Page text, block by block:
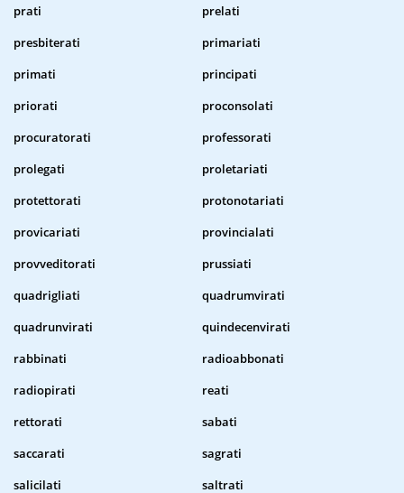
prati
prelati
presbiterati
primariati
primati
principati
priorati
proconsolati
procuratorati
professorati
prolegati
proletariati
protettorati
protonotariati
provicariati
provincialati
provveditorati
prussiati
quadrigliati
quadrumvirati
quadrunvirati
quindecenvirati
rabbinati
radioabbonati
radiopirati
reati
rettorati
sabati
saccarati
sagrati
salicilati
saltrati